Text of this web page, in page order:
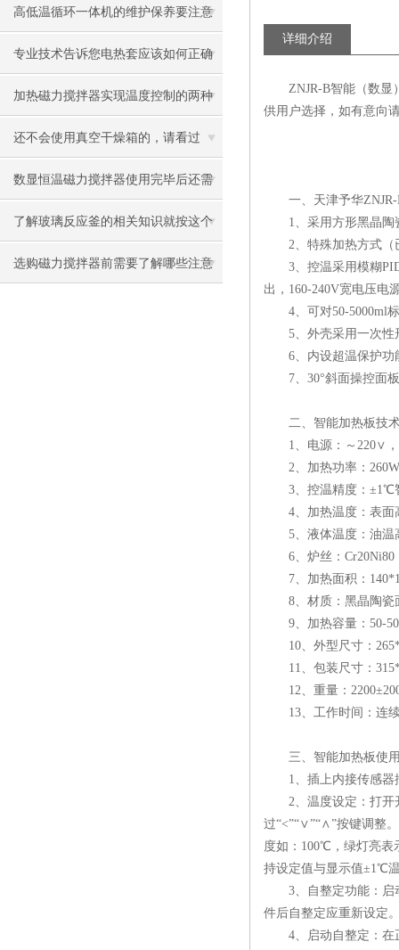
项
高低温循环一体机的维护保养要注意
的关键问题
专业技术告诉您电热套应该如何正确
使用?
加热磁力搅拌器实现温度控制的两种
方式分析
还不会使用真空干燥箱的，请看过
来！
数显恒温磁力搅拌器使用完毕后还需
注意以下操作
了解玻璃反应釜的相关知识就按这个
顺序来
选购磁力搅拌器前需要了解哪些注意
详细介绍
ZNJR-B智能（数显）
供用户选择，如有意向
一、天津予华ZNJR-
1、采用方形黑晶陶
2、特殊加热方式（
3、控温采用模糊PID
出，160-240V宽电压电
4、可对50-5000ml标
5、外壳采用一次性形
6、内设超温保护功
7、30°斜面操控面板
二、智能加热板技
1、电源：～220∨，
2、加热功率：260W
3、控温精度：±1℃智
4、加热温度：表面
5、液体温度：油温
6、炉丝：Cr20Ni80
7、加热面积：
8、材质：黑晶陶瓷
9、加热容量：50-
10、外型尺寸：
11、包装尺寸：
12、重量：
13、工作时间：连
三、智能加热板使
1、插上内接传感器
2、温度设定：打开开
过“<”“∨”“∧”按键调整
度如：100℃，绿灯亮表
持设定值与显示值±1℃
3、自整定功能：启动
件后自整定应重新设定
4、启动自整定：在正